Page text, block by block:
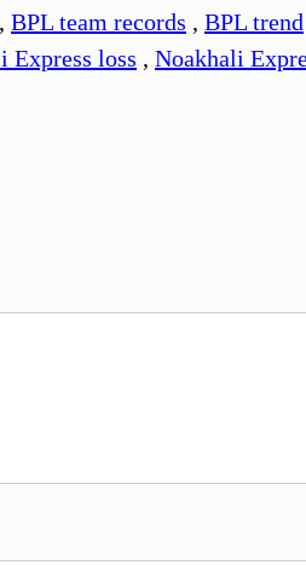
, BPL team records , BPL trend
Express loss , Noakhali